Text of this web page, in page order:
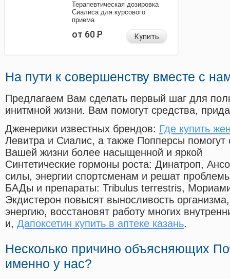
Терапевтическая дозировка
Сиалиса для курсового
приема
от 60Р Купить
На пути к совершенству вместе с
Предлагаем Вам сделать первый шаг для
инитмной жизни. Вам помогут средства,
Дженерики известных брендов: Где купить
Левитра и Сиалис, а также Попперсы помогут
Вашей жизни более насыщенной и яркой
Синтетические гормоны роста: Динатроп,
силы, энергии спортсменам и решат
БАДы и препараты: Tribulus terrestris,
Экдистерон повысят выносливость
энергию, восстановят работу многих
и, Дапоксетин купить в аптеке казань.
Несколько причино объясняющих
именно у нас?